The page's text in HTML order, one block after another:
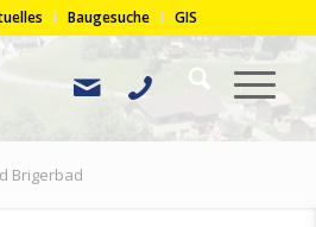
Baugesuche GIS
Brigerbad